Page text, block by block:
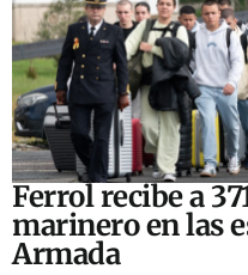
Ferrol recibe a
marinero en las
Armada